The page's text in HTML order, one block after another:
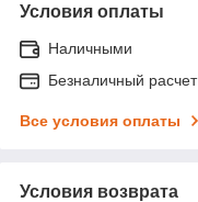
Условия оплаты
Наличными
Безналичный расчет
Все условия оплаты
Условия возврата